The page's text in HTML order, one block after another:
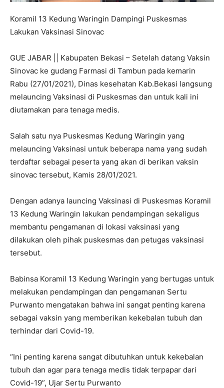
Koramil 13 Kedung Waringin Dampingi Puskesmas
Lakukan Vaksinasi Sinovac
GUE JABAR || Kabupaten Bekasi – Setelah datang Vaksin
Sinovac ke gudang Farmasi di Tambun pada kemarin
Rabu (27/01/2021), Dinas kesehatan Kab.Bekasi langsung
melauncing Vaksinasi di Puskesmas dan untuk kali ini
diutamakan para tenaga medis.
Salah satu nya Puskesmas Kedung Waringin yang
melauncing Vaksinasi untuk beberapa nama yang sudah
terdaftar sebagai peserta yang akan di berikan vaksin
sinovac tersebut, Kamis 28/01/2021.
Dengan adanya launcing Vaksinasi di Puskesmas Koramil
13 Kedung Waringin lakukan pendampingan sekaligus
membantu pengamanan di lokasi vaksinasi yang
dilakukan oleh pihak puskesmas dan petugas vaksinasi
tersebut.
Babinsa Koramil 13 Kedung Waringin yang bertugas untuk
melakukan pendampingan dan pengamanan Sertu
Purwanto mengatakan bahwa ini sangat penting karena
sebagai vaksin yang memberikan kekebalan tubuh dan
terhindar dari Covid-19.
“Ini penting karena sangat dibutuhkan untuk kekebalan
tubuh dan agar para tenaga medis tidak terpapar dari
Covid-19”, Ujar Sertu Purwanto